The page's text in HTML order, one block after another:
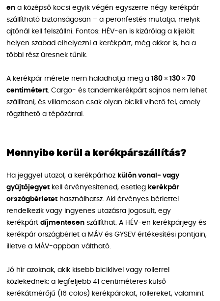
en a középső kocsi egyik végén egyszerre négy kerékpár
szállítható biztonságosan – a peronfestés mutatja, melyik
ajtónál kell felszállni. Fontos: HÉV-en is kizárólag a kijelölt
helyen szabad elhelyezni a kerékpárt, még akkor is, ha a
többi rész üresnek tűnik.
A kerékpár mérete nem haladhatja meg a 180 × 130 × 70
centimétert. Cargo- és tandemkerékpárt sajnos nem lehet
szállítani, és villamoson csak olyan bicikli vihető fel, amely
rögzíthető a tépőzárral.
Mennyibe kerül a kerékpárszállítás?
Ha jeggyel utazol, a kerékpárhoz külön vonal- vagy
gyűjtőjegyet kell érvényesítened, esetleg kerékpár
országbérletet használhatsz. Aki érvényes bérlettel
rendelkezik vagy ingyenes utazásra jogosult, egy
kerékpárt díjmentesen szállíthat. A HÉV-en kerékpárjegy és
kerékpár országbérlet a MÁV és GYSEV értékesítési pontjain,
illetve a MÁV-appban váltható.
Jó hír azoknak, akik kisebb biciklivel vagy rollerrel
közlekednek: a legfeljebb 41 centiméteres külső
kerékátmérőjű (16 colos) kerékpárokat, rollereket, valamint